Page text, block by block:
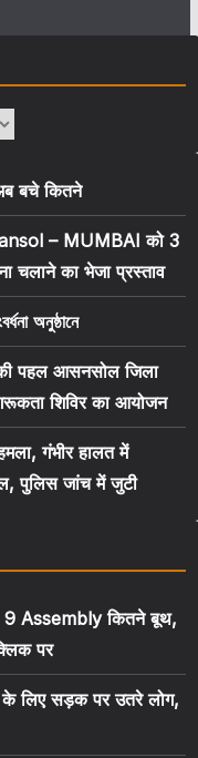
बचे कितने
– MUMBAI को 3
चलाने का भेजा प्रस्ताव
অনুষ্ঠানে
पहल आसनसोल जिला
शिविर का आयोजन
गंभीर हालत में
पुलिस जांच में जुटी
Assembly कितने बूथ,
पर
के लिए सड़क पर उतरे लोग,